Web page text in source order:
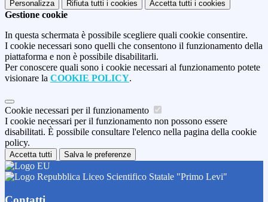
Personalizza Rifiuta tutti i cookies Accetta tutti i cookies
Gestione cookie
In questa schermata è possibile scegliere quali cookie consentire.
I cookie necessari sono quelli che consentono il funzionamento della
piattaforma e non è possibile disabilitarli.
Per conoscere quali sono i cookie necessari al funzionamento potete
visionare la COOKIE POLICY.
Cookie necessari per il funzionamento
I cookie necessari per il funzionamento non possono essere
disabilitati. È possibile consultare l'elenco nella pagina della cookie
policy.
Accetta tutti Salva le preferenze
Liceo Scientifico Statale "Primo Levi"